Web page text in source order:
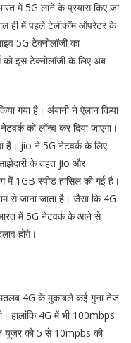
में 5G लाने के प्रयास किए जा
ही में पहले टेलीकॉम ऑपरेटर के
5G टेक्नोलॉजी का
को इस टेक्नोलॉजी के लिए अब
गया है। अंबानी ने ऐलान किया
को लॉन्च कर दिया जाएगा।
है। jio ने 5G नेटवर्क के लिए
के तहत jio और
1GB स्पीड हासिल की गई है।
से जाना जाता है। जैसा कि 4G
में 5G नेटवर्क के आने से
होंगे।
4G के मुकाबले कई गुना तेज
हालांकि 4G में भी 100mbps
यूजर को 5 से 10mpbs की